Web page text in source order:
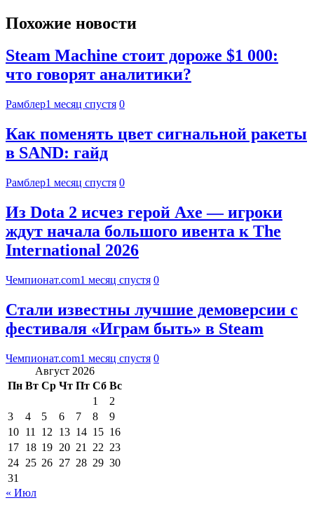
Похожие новости
Steam Machine стоит дороже $1 000:
что говорят аналитики?
Рамблер1 месяц спустя 0
Как поменять цвет сигнальной ракеты
в SAND: гайд
Рамблер1 месяц спустя 0
Из Dota 2 исчез герой Axe — игроки
ждут начала большого ивента к The
International 2026
Чемпионат.com1 месяц спустя 0
Стали известны лучшие демоверсии с
фестиваля «Играм быть» в Steam
Чемпионат.com1 месяц спустя 0
Август 2026
Пн Вт Ср Чт Пт Сб Вс
1
2
3
4 5 6 7 8
9
10 11 12 13 14 15 16
17 18 19 20 21 22 23
24 25 26 27 28 29 30
31
« Июл